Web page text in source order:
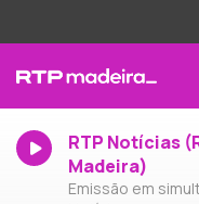
RTP Notícias
Madeira)
Emissão em